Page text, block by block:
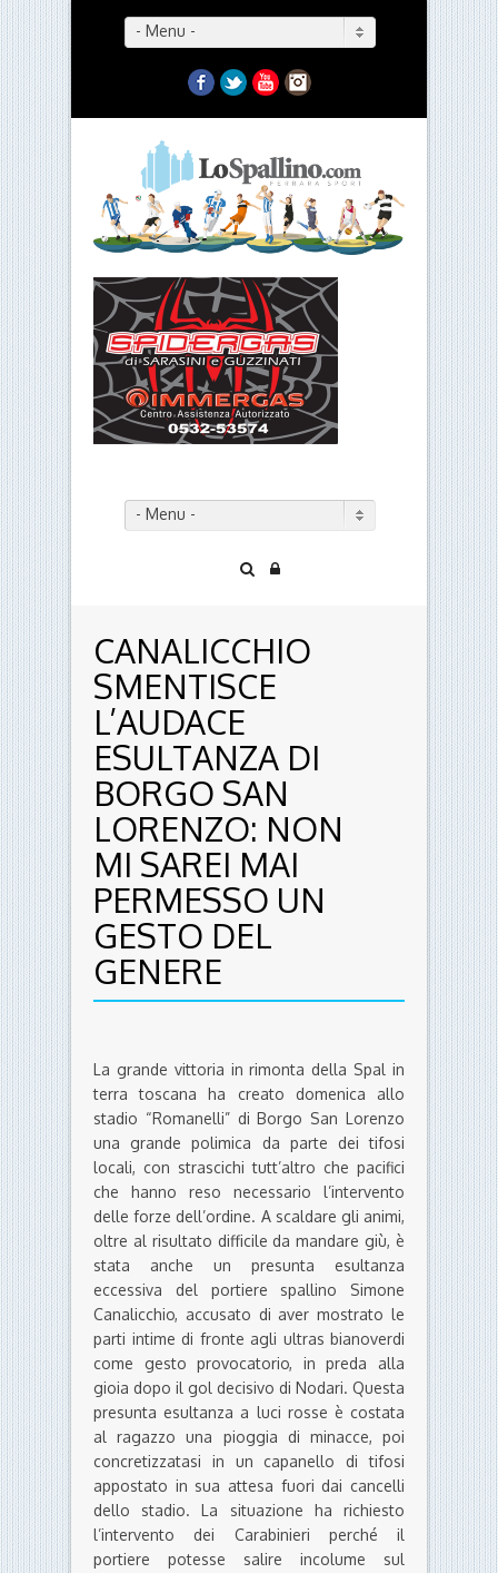
- Menu -
Facebook
TwitterYouTubeInstagram
- Menu -
CANALICCHIO
SMENTISCE
L’AUDACE
ESULTANZA DI
BORGO SAN
LORENZO: NON
MI SAREI MAI
PERMESSO UN
GESTO DEL
GENERE
La grande vittoria in rimonta della Spal in
terra toscana ha creato domenica allo
stadio “Romanelli” di Borgo San Lorenzo
una grande polimica da parte dei tifosi
locali, con strascichi tutt’altro che pacifici
che hanno reso necessario l’intervento
delle forze dell’ordine. A scaldare gli animi,
oltre al risultato difficile da mandare giù, è
stata anche un presunta esultanza
eccessiva del portiere spallino Simone
Canalicchio, accusato di aver mostrato le
parti intime di fronte agli ultras bianoverdi
come gesto provocatorio, in preda alla
gioia dopo il gol decisivo di Nodari. Questa
presunta esultanza a luci rosse è costata
al ragazzo una pioggia di minacce, poi
concretizzatasi in un capanello di tifosi
appostato in sua attesa fuori dai cancelli
dello stadio. La situazione ha richiesto
l’intervento dei Carabinieri perché il
portiere potesse salire incolume sul